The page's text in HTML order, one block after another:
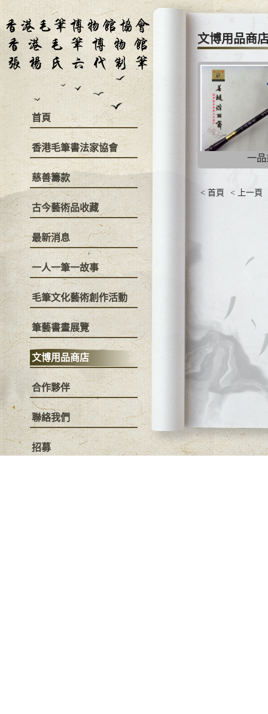
首頁
香港毛筆書法家協會
慈善籌款
古今藝術品收藏
最新消息
一人一筆一故事
毛筆文化藝術創作活動
筆藝書畫展覽
文博用品商店
合作夥伴
聯絡我們
招募
文博用品商
一
< 首頁 < 上一頁